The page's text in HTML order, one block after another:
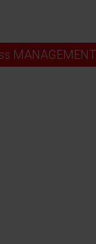
MANAGEMENT